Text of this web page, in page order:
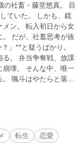
の社畜・藤堂悠真。 目
しかも、鏡
から女
だが、社畜思考が抜
」**と疑うばかり。
る。 弁当争奪戦、放課
、唯一
颯斗はやたらと落ち
ける物語。 続編
すぎてるけど、今度
転生
恋愛